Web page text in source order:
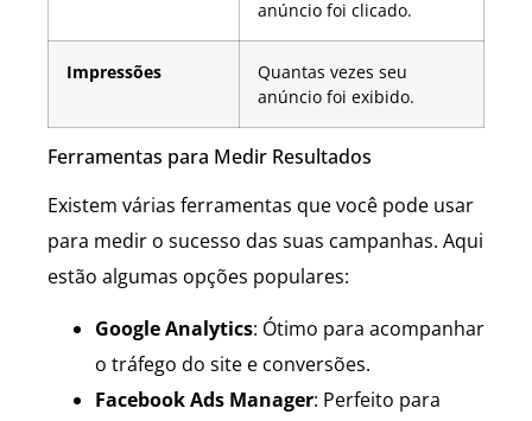
anúncio foi clicado.
Impressões
Quantas vezes seu
anúncio foi exibido.
Ferramentas para Medir Resultados
Existem várias ferramentas que você pode usar
para medir o sucesso das suas campanhas. Aqui
estão algumas opções populares:
Google Analytics: Ótimo para acompanhar
o tráfego do site e conversões.
Facebook Ads Manager: Perfeito para